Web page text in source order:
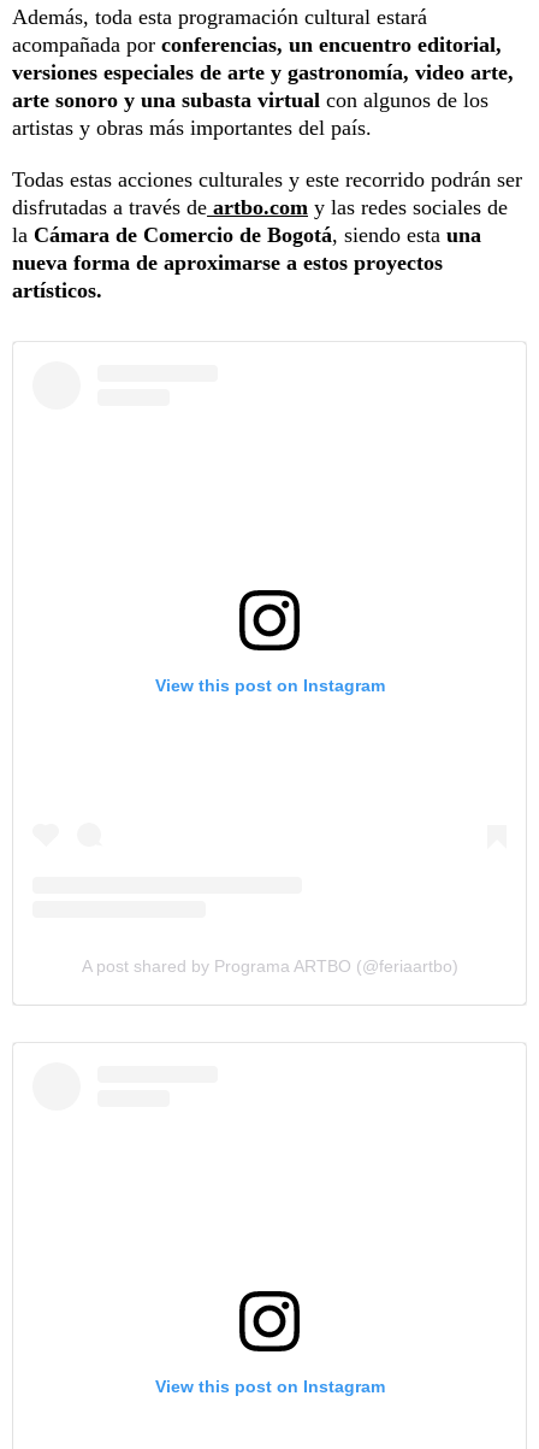
Además, toda esta programación cultural estará
acompañada por conferencias, un encuentro editorial,
versiones especiales de arte y gastronomía, video arte,
arte sonoro y una subasta virtual con algunos de los
artistas y obras más importantes del país.
Todas estas acciones culturales y este recorrido podrán ser
disfrutadas a través de artbo.com y las redes sociales de
la Cámara de Comercio de Bogotá, siendo esta una
nueva forma de aproximarse a estos proyectos
artísticos.
View this post on Instagram
A post shared by Programa ARTBO (@feriaartbo)
View this post on Instagram